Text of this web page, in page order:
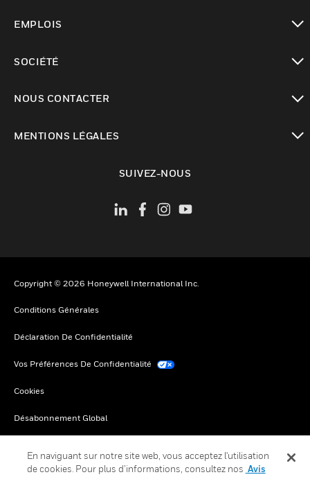
EMPLOIS
SOCIÉTÉ
NOUS CONTACTER
MENTIONS LÉGALES
SUIVEZ-NOUS
Copyright © 2026 Honeywell International Inc.
Conditions Générales
Déclaration De Confidentialité
Vos Préférences De Confidentialité
Cookies
Désabonnement Global
En naviguant sur notre site web, vous acceptez l'utilisation
de cookies. Pour plus d’informations, consultez nos Avis